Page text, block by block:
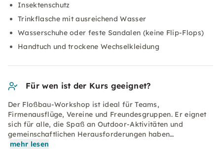
Insektenschutz
Trinkflasche mit ausreichend Wasser
Wasserschuhe oder feste Sandalen (keine Flip-Flops)
Handtuch und trockene Wechselkleidung
Für wen ist der Kurs geeignet?
Der Floßbau-Workshop ist ideal für Teams,
Firmenausflüge, Vereine und Freundesgruppen. Er eignet
sich für alle, die Spaß an Outdoor-Aktivitäten und
gemeinschaftlichen Herausforderungen haben…
mehr lesen